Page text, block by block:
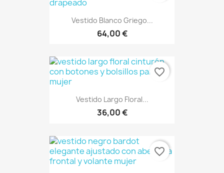
Vestido Blanco Griego...
64,00 €
Vestido Largo Floral...
36,00 €
favorite_border
favorite_border